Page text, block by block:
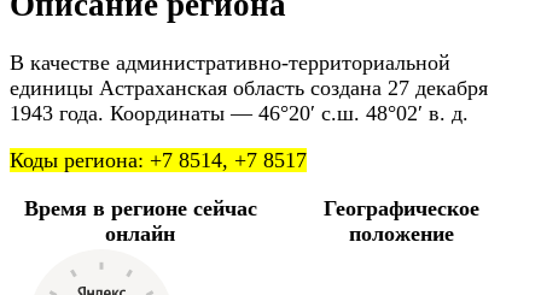
В качестве административно-территориальной
единицы Астраханская область создана 27 декабря
1943 года. Координаты — 46°20′ с.ш. 48°02′ в. д.
Коды региона: +7 8514, +7 8517
Времяв регионе сейчас
онлайн
Географическое
положение